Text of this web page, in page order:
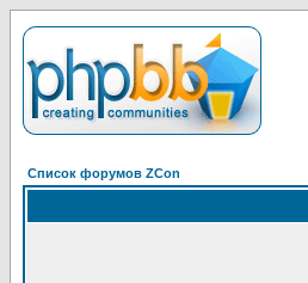
Список форумов ZCon